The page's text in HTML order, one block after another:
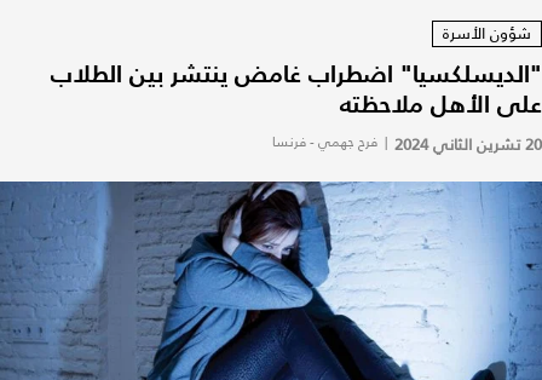
شؤون الأسرة
"الديسلكسيا" اضطراب غامض ينتشر بين الطلاب
على الأهل ملاحظته
20 تشرين الثاني 2024 | فرح جهمي - فرنسا